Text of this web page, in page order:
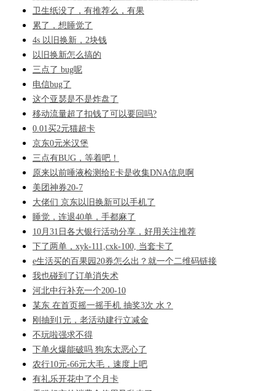
卫生纸没了，有推荐么，有果
累了，想睡觉了
4s 以旧换新，2块钱
以旧换新怎么搞的
三点了 bug呢
电信bug了
这个亚瑟是不是炸盘了
移动流量超了扣钱了可以要回吗?
0.01买2元猫超卡
京东0元米汉堡
三点有BUG，等着吧！
原来以前唾液检测给E卡是收集DNA信息啊
美团神券20-7
大佬们 京东以旧换新可以手机了
睡觉，连退40单，手都麻了
10月31日各大银行活动分享，好用关注推荐
下了两单，xyk-111,cxk-100, 当套卡了
e生活买的百果园20券怎么出？就一个二维码链接
我也碰到了订单消失术
河北中行补充一个200-10
某东 在首页摇一摇手机 抽奖3次 水？
刚抽到1元，老活动建行立减金
不玩啦强求不得
下单火爆能破吗 狗东太恶心了
农行10元-66元大毛，速度上吧
有礼乐开花中了个月卡